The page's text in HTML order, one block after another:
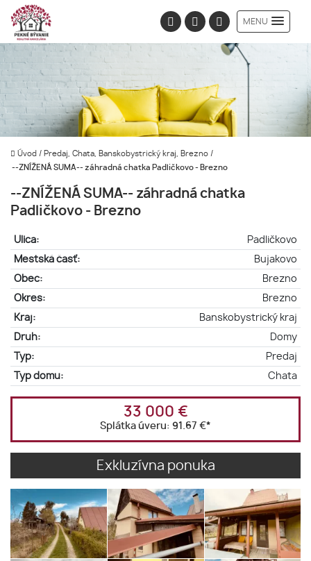
MENU
Úvod / Predaj, Chata, Banskobystrický kraj, Brezno /
--ZNÍŽENÁ SUMA-- záhradná chatka Padličkovo - Brezno
--ZNÍŽENÁ SUMA-- záhradná chatka
Padličkovo - Brezno
Ulica:
Padličkovo
Mestská časť:
Bujakovo
Obec:
Brezno
Okres:
Brezno
Kraj:
Banskobystrický kraj
Druh:
Domy
Typ:
Predaj
Typ domu:
Chata
33 000 €
Splátka úveru: 91.67 €*
Exkluzívna ponuka